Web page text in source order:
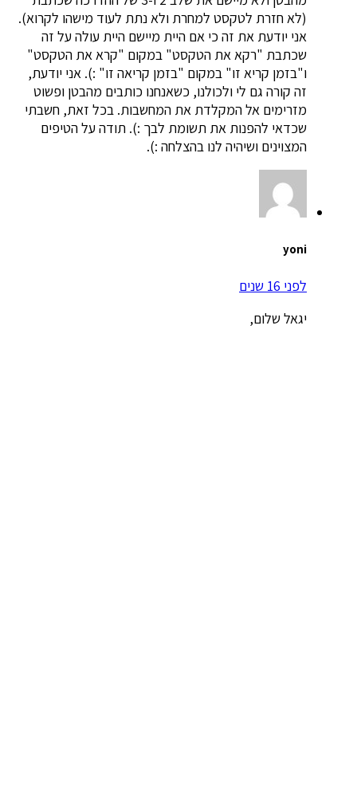
(לא חזרת לטקסט למחרת ולא נתת לעוד מישהו לקרוא).
אני יודעת את זה כי אם היית מיישם היית עולה על זה
שכתבת "רקא את הטקסט" במקום "קרא את הטקסט"
ו"בזמן קריא זו" במקום "בזמן קריאה זו" :). אני יודעת,
זה קורה גם לי ולכולנו, כשאנחנו כותבים מהבטן ופשוט
מזרימים אל המקלדת את המחשבות. בכל זאת, חשבתי
שכדאי להפנות את תשומת לבך :). תודה על הטיפים
המצוינים ושיהיה לנו בהצלחה :).
yoni
לפני 16 שנים
יגאל שלום,